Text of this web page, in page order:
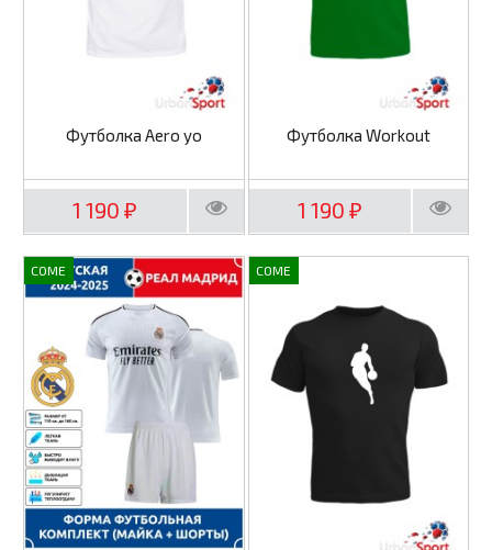
Футболка Aero yo
1 190₽
Футболка Workout
1 190 ₽
COME COME